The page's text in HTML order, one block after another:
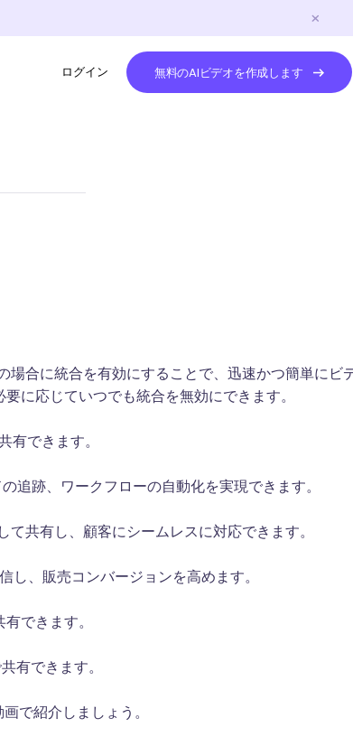
ログイン 無料のAIビデオを作成します
場合に統合を有効にすることで、迅速かつ簡単にビ
に応じていつでも統合を無効にできます。
有できます。
追跡、ワークフローの自動化を実現できます。
共有し、顧客にシームレスに対応できます。
、販売コンバージョンを高めます。
できます。
有できます。
で紹介しましょう。